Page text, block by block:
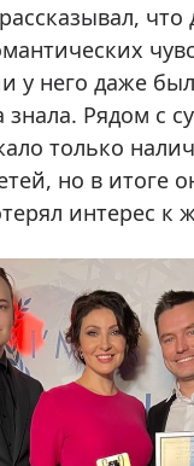
что
у него даже
Рядом с
только
но в итоге
интерес к